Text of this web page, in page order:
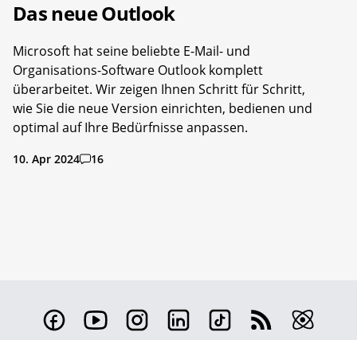
Das neue Outlook
Microsoft hat seine beliebte E-Mail- und
Organisations-Software Outlook komplett
überarbeitet. Wir zeigen Ihnen Schritt für Schritt,
wie Sie die neue Version einrichten, bedienen und
optimal auf Ihre Bedürfnisse anpassen.
10. Apr 2024 16